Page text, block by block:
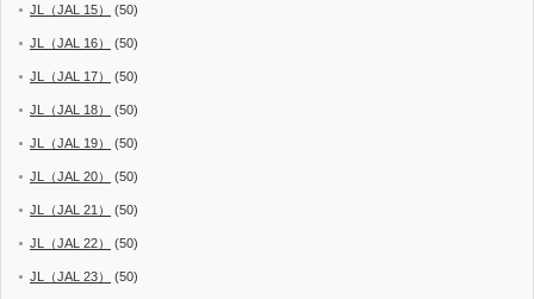
JL（JAL 15） (50)
JL（JAL 16） (50)
JL（JAL 17） (50)
JL（JAL 18） (50)
JL（JAL 19） (50)
JL（JAL 20） (50)
JL（JAL 21） (50)
JL（JAL 22） (50)
JL（JAL 23） (50)